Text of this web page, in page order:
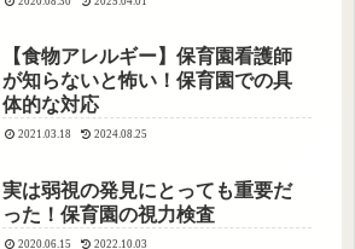
【食物アレルギー】保育園看護師
が知らないと怖い！保育園での具
体的な対応
2021.03.18 2024.08.25
実は弱視の発見にとっても重要だ
った！保育園の視力検査
2020.06.15 2022.10.03